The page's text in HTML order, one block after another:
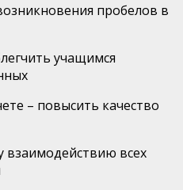
пробелов в
учащимся
– повысить качество
взаимодействию всех